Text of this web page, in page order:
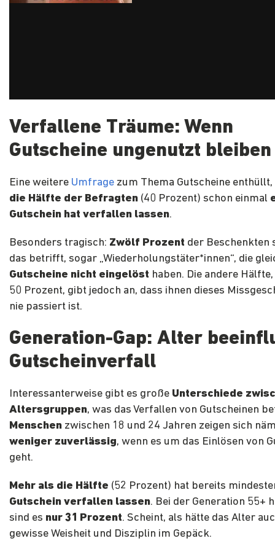
Verfallene Träume: Wenn
Gutscheine ungenutzt bleiben
Eine weitere Umfrage zum Thema Gutscheine
die Hälfte der Befragten (40 Prozent) schon einmal
Gutschein hat verfallen lassen.
Besonders tragisch: Zwölf Prozent der Beschenkten
das betrifft, sogar „Wiederholungstäter*innen“, die
Gutscheine nicht eingelöst haben. Die andere
50 Prozent, gibt jedoch an, dass ihnen dieses
nie passiert ist.
Generation-Gap: Alter
Gutscheinverfall
Interessanterweise gibt es große Unterschiede
Altersgruppen, was das Verfallen von Gutscheinen
Menschen zwischen 18 und 24 Jahren zeigen sich
weniger zuverlässig, wenn es um das Einlösen von
geht.
Mehr als die Hälfte (52 Prozent) hat bereits
Gutschein verfallen lassen. Bei der Generation 55+
sind es nur 31 Prozent. Scheint, als hätte das Alter
gewisse Weisheit und Disziplin im Gepäck.